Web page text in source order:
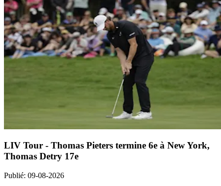
LIV Tour - Thomas Pieters termine 6e à New York,
Thomas Detry 17e
Publié: 09-08-2026